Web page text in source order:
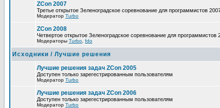
ZCon 2007
Третье открытое Зеленоградское соревнование для программистов
Модератор Turbo
ZCon 2008
Четвертое открытое Зеленоградское соревнование для программистов
Модераторы Turbo fdo
Исходники / Лучшие решения
Лучшие решения задач ZCon 2005
Доступен только зарегестрированным пользователям
Модератор Turbo
Лучшие решения задач ZCon 2006
Доступен только зарегестрированным пользователям
Модератор Turbo